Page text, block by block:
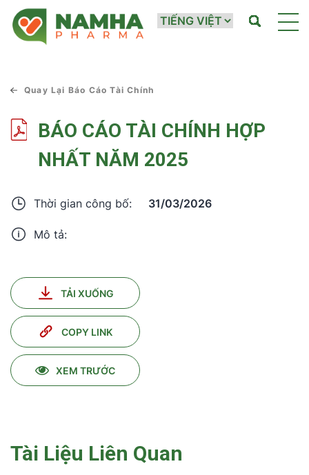
Quay Lại Báo Cáo Tài Chính
BÁO CÁO TÀI CHÍNH HỢP
NHẤT NĂM 2025
Thời gian công bố: 31/03/2026
Mô tả:
TẢI XUỐNG
COPY LINK
XEM TRƯỚC
Tài Liệu Liên Quan